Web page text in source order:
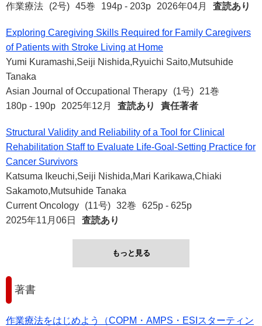
作業療法
(2号) 45巻 194p - 203p 2026年04月 査読あり
Exploring Caregiving Skills Required for Family Caregivers
of Patients with Stroke Living at Home
Yumi Kuramashi,Seiji Nishida,Ryuichi Saito,Mutsuhide
Tanaka
Asian Journal of Occupational Therapy
(1号)
21巻
180p - 190p
2025年12月 査読あり 責任著者
Structural Validity and Reliability of a Tool for Clinical
Rehabilitation Staff to Evaluate Life-Goal-Setting Practice for
Cancer Survivors
Katsuma Ikeuchi,Seiji Nishida,Mari Karikawa,Chiaki
Sakamoto,Mutsuhide Tanaka
Current Oncology
(11号) 32巻
625p - 625p
2025年11月06日
査読あり
もっと見る
著書
作業療法をはじめよう（COPM・AMPS・ESIスターティン